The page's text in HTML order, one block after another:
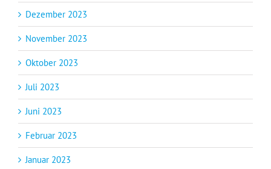
Dezember 2023
November 2023
Oktober 2023
Juli 2023
Juni 2023
Februar 2023
Januar 2023